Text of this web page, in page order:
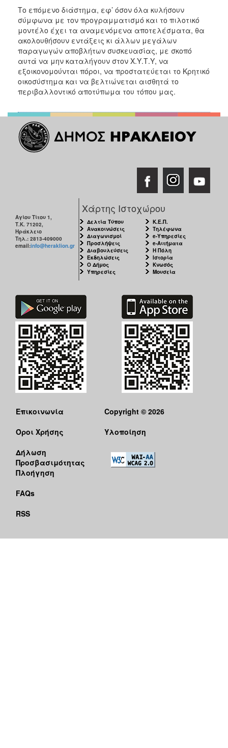
Το επόμενο διάστημα, εφ’ όσον όλα κυλήσουν
σύμφωνα με τον προγραμματισμό και το πιλοτικό
μοντέλο έχει τα αναμενόμενα αποτελέσματα, θα
ακολουθήσουν εντάξεις κι άλλων μεγάλων
παραγωγών αποβλήτων συσκευασίας, με σκοπό
αυτά να μην καταλήγουν στον Χ.Υ.Τ.Υ, να
εξοικονομούνται πόροι, να προστατεύεται το Κρητικό
οικοσύστημα και να βελτιώνεται αισθητά το
περιβαλλοντικό αποτύπωμα του τόπου μας.
Αγίου Τίτου 1,
Τ.Κ. 71202,
Ηράκλειο
Τηλ.: 2813-409000
email:info@heraklion.gr
Χάρτης Ιστοχώρου
Δελτία Τύπου
Ανακοινώσεις
Διαγωνισμοί
Προσλήψεις
Διαβουλεύσεις
Εκδηλώσεις
Ο Δήμος
Υπηρεσίες
Κ.Ε.Π.
Τηλέφωνα
e-Υπηρεσίες
e-Αιτήματα
Η Πόλη
Ιστορία
Κνωσός
Μουσεία
Επικοινωνία
Όροι Χρήσης
Δήλωση
Προσβασιμότητας
Πλοήγηση
FAQs
RSS
Copyright © 2026
Υλοποίηση